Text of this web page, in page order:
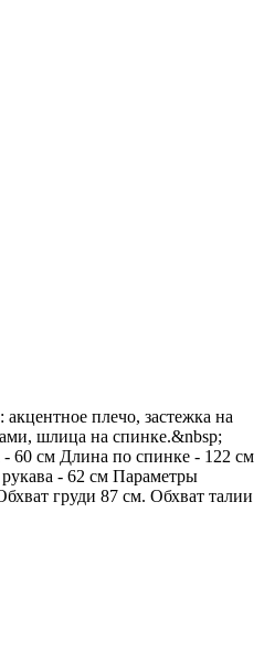
плечо, застежка на
шлица на спинке.&nbsp;
60 см Длина по спинке - 122 см
- 62 см Параметры
груди 87 см. Обхват талии